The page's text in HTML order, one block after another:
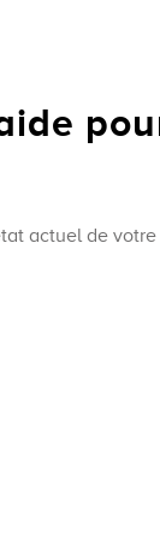
actuel de votre